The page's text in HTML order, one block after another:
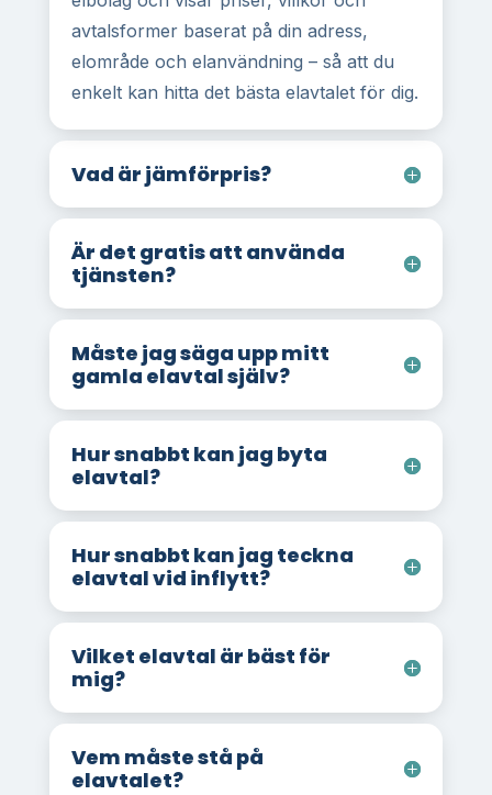
avtalsformer baserat på din adress,
elområde och elanvändning – så att du
enkelt kan hitta det bästa elavtalet för dig.
Vad är jämförpris?
Är det gratis att använda
tjänsten?
Måste jag säga upp mitt
gamla elavtal själv?
Hur snabbt kan jag byta
elavtal?
Hur snabbt kan jag teckna
elavtal vid inflytt?
Vilket elavtal är bäst för
mig?
Vem måste stå på
elavtalet?